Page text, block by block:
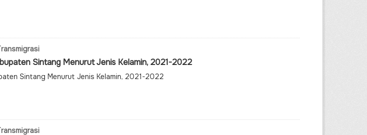
Sintang Menurut Jenis Kelamin, 2021-2022
Sintang Menurut Jenis Kelamin, 2021-2022